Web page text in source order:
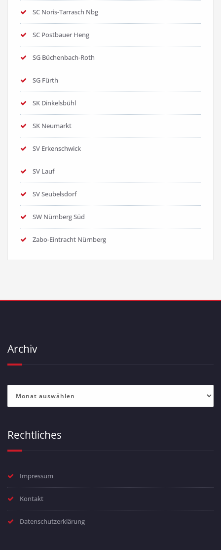
SC Noris-Tarrasch Nbg
SC Postbauer Heng
SG Büchenbach-Roth
SG Fürth
SK Dinkelsbühl
SK Neumarkt
SV Erkenschwick
SV Lauf
SV Seubelsdorf
SW Nürnberg Süd
Zabo-Eintracht Nürnberg
Archiv
Rechtliches
Impressum
Kontakt
Datenschutzerklärung